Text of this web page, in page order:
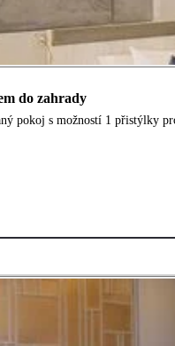
do zahrady
pokoj s možností 1 přistýlky